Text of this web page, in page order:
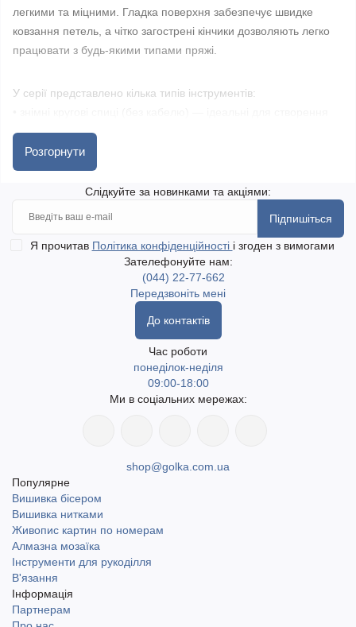
легкими та міцними. Гладка поверхня забезпечує швидке
ковзання петель, а чітко загострені кінчики дозволяють легко
працювати з будь-якими типами пряжі.
У серії представлено кілька типів інструментів:
власного комплекту;
• незнімні кругові — готові до використання відразу;
• прямі (односторонні) — зручні для плаского в’язання;
• шкарпеткові (двосторонні) — для кругового в’язання дрібних
• набори спиць — оптимальне рішення для тих, хто хоче мати
все під рукою.
Спиці Nova Metal KnitPro — це чудове поєднання якості,
функціональності та комфорту. Вони підходять як для
новачків, так і для досвідчених майстрів.
Оформити замовлення можна в магазині golka.com.ua.
Швидка доставка по Україні, включаючи найвіддаленіші
населені пункти. Доступний самовивіз у місті Одеса. Доставка
Розгорнути
Слідкуйте за новинками та акціями:
Підпишіться
Я прочитав Політика конфіденційності і згоден з вимогами
Зателефонуйте нам:
(044) 22-77-662
Передзвоніть мені
До контактів
Час роботи
понеділок-неділя
09:00-18:00
Ми в соціальних мережах:
shop@golka.com.ua
Популярне
Вишивка бісером
Вишивка нитками
Живопис картин по номерам
Алмазна мозаїка
Інструменти для рукоділля
В'язання
Інформація
Партнерам